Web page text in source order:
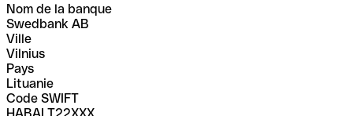
Nom de la banque
Swedbank AB
Ville
Vilnius
Pays
Lituanie
Code SWIFT
HABALT22XXX